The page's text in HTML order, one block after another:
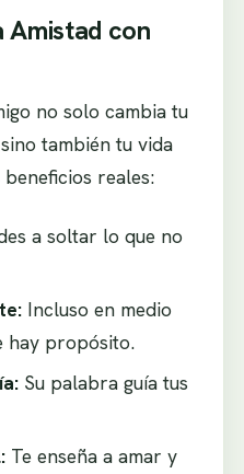
Amistad con
no solo cambia tu
también tu vida
reales:
a soltar lo que no
Incluso en medio
hay propósito.
Su palabra guía tus
Te enseña a amar y